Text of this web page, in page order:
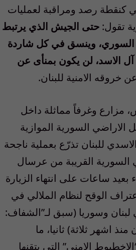
كنقطة رصد ومراقبة لعمليات
تقول: حتى الجيش الذي يرتبط
السوري، وينسق في كل شاردة
الاسد، لن يكون بمنأى عن
خروقه الامنية للبنان.
وغرفاً مماثلة داخل
الاراضي السورية الموازية
للبنان تذرّع بعملية ناجحة
القريبة من عرسال
ساعات على انتهاء الزيارة
الوقح لنظام الملالي في
وسوريا (سبق لـ”الشفاف:
اشهر ثلاثة) ثانيا، ما
الامني” التي يتقنها